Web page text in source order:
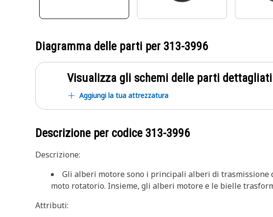
Diagramma delle parti per 313-3996
Visualizza gli schemi delle parti dettagliati
Aggiungi la tua attrezzatura
Descrizione per codice 313-3996
Descrizione:
Gli alberi motore sono i principali alberi di
moto rotatorio. Insieme, gli alberi motore e le bielle
Attributi: